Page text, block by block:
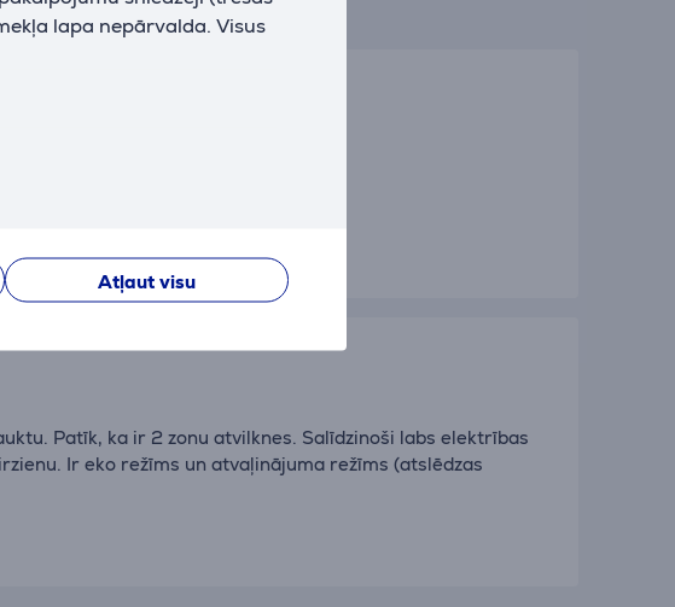
lapa nepārvalda. Visus
Atļaut visu
Patīk, ka ir 2 zonu atvilknes. Salīdzinoši labs elektrības
Ir eko režīms un atvaļinājuma režīms (atslēdzas